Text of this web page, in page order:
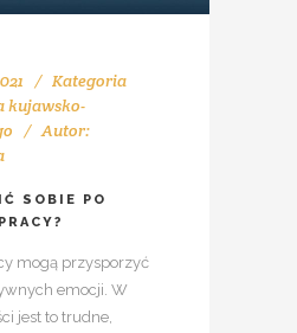
Kategoria
kujawsko-
Autor:
SOBIE PO
mogą przysporzyć
emocji. W
jest to trudne,